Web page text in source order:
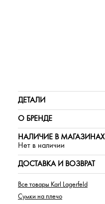
ДЕТАЛИ
О БРЕНДЕ
НАЛИЧИЕ В МАГАЗИНАХ
Нет в наличии
ДОСТАВКА И ВОЗВРАТ
Все товары Karl Lagerfeld
Сумки на плечо